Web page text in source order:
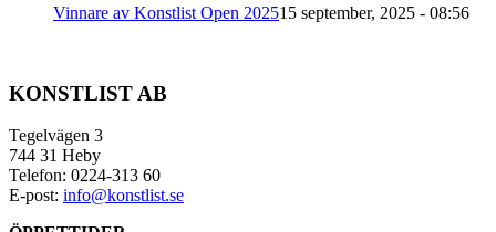
Vinnare av Konstlist Open 202515 september, 2025 - 08:56
KONSTLIST AB
Tegelvägen 3
744 31 Heby
Telefon: 0224-313 60
E-post: info@konstlist.se